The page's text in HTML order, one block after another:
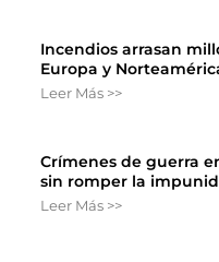
Incendios arrasan
Europa y
Leer Más >>
Crímenes de guerra
sin romper la
Leer Más >>